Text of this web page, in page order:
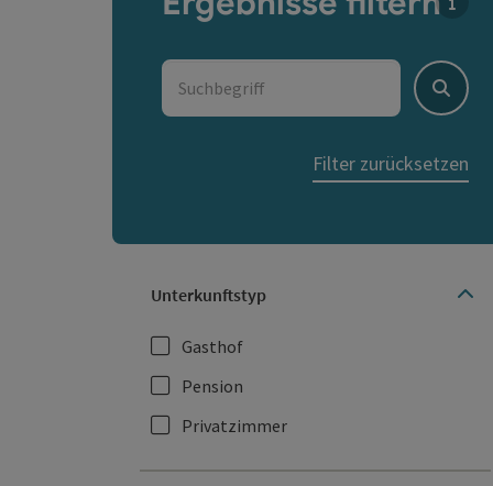
Suchbegriff
Suchen
Filter zurücksetzen
Unterkunftstyp
Gasthof
Pension
Privatzimmer